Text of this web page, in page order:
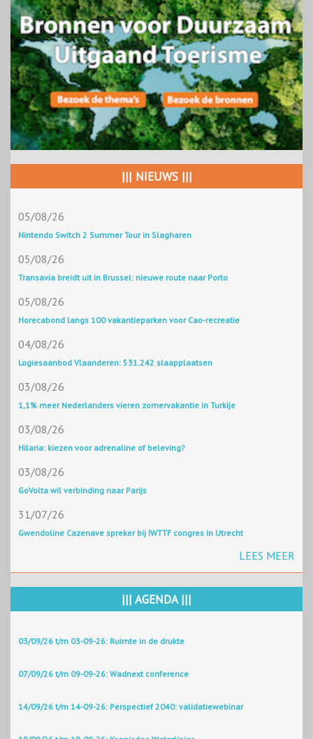
||| NIEUWS |||
05/08/26
Nintendo Switch 2 Summer Tour in Slagharen
05/08/26
Transavia breidt uit in Brussel: nieuwe route naar Porto
05/08/26
Horecabond langs 100 vakantieparken voor Cao-recreatie
04/08/26
Logiesaanbod Vlaanderen: 531.242 slaapplaatsen
03/08/26
1,1% meer Nederlanders vieren zomervakantie in Turkije
03/08/26
Hilaria: kiezen voor adrenaline of beleving?
03/08/26
GoVolta wil verbinding naar Parijs
31/07/26
Gwendoline Cazenave spreker bij IWTTF congres in Utrecht
LEES MEER
||| AGENDA |||
03/09/26 t/m 03-09-26: Ruimte in de drukte
07/09/26 t/m 09-09-26: Wadnext conference
14/09/26 t/m 14-09-26: Perspectief 2040: validatiewebinar